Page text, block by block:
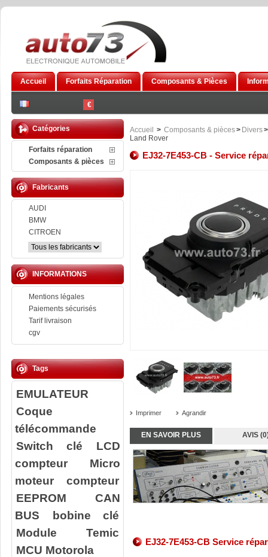
€
Accueil Forfaits Réparation Composants & Pièces
Catégories
Forfaits réparation
Composants & pièces
Fabricants
AUDI
BMW
CITROEN
INFORMATIONS
Mentions légales
Paiements sécurisés
Tarif livraison
cgv
Tags
EMULATEUR
Coque
télécommande
Switch clé
LCD
compteur
Micro
moteur compteur
EEPROM
CAN
BUS
bobine clé
Module Temic
MCU Motorola
Accueil > Composants & pièces> Divers>
Land Rover
EJ32-7E453-CB - Service
Imprimer Agrandir
EN SAVOIR PLUS AVIS
EJ32-7E453-CB Service